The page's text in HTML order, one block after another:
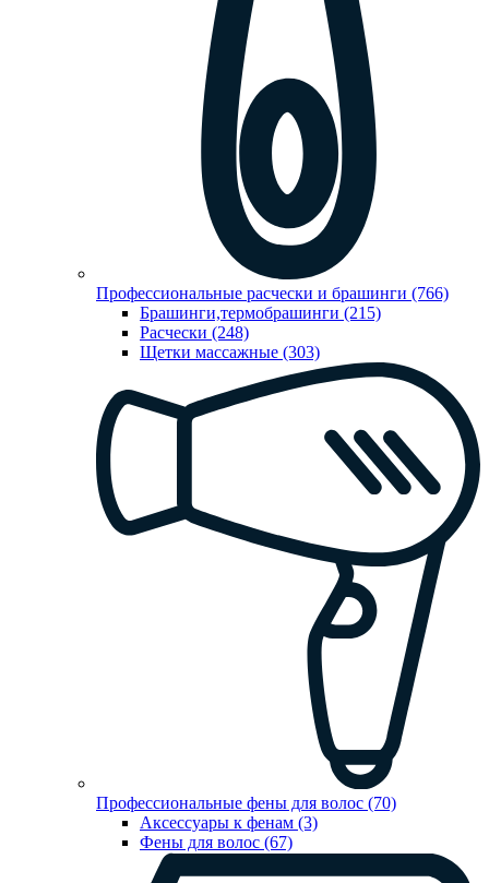
Профессиональные расчески и брашинги (766)
Брашинги,термобрашинги (215)
Расчески (248)
Щетки массажные (303)
Профессиональные фены для волос (70)
Аксессуары к фенам (3)
Фены для волос (67)